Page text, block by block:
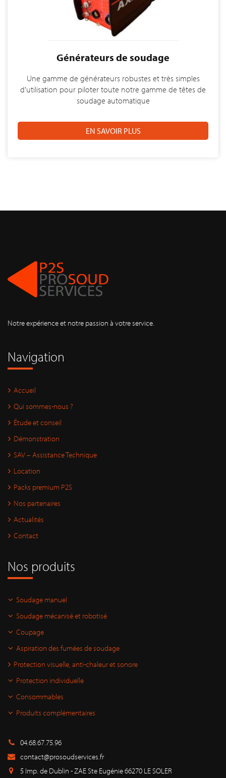
Générateurs de soudage
Une gamme de générateurs robustes et très simples
d'utilisation pour piloter toute notre gamme de têtes de
soudage automatique
EN SAVOIR PLUS
Notre expérience et notre passion à votre service.
Navigation
Accueil
Qui sommes-nous ?
Étude et conseil
Démonstration
SAV – Assistance Technique
Location
Packs premium P2S
Nos partenaires
Actualités
Contact
Nos produits
Soudage manuel
Soudage mécanisé et robotisé
Coupage
Aspiration des fumées de soudage
Protection visuelle, anti-chaleur et sonore
Protection individuelle
Consommables
Produits complémentaires
04.68.67.75.96
contact@prosoudservices.fr
5 Imp. de Dublin - ZAE Ste Eugénie 66270 LE SOLER